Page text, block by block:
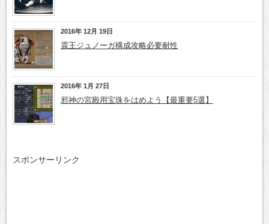
2016年 12月 19日
震王ジュノーガ構成攻略必要耐性
2016年 1月 27日
邪神の宮殿用宝珠をはめよう【最重要5選】
スポンサーリンク